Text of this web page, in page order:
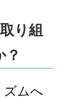
り組
？
ズムへ